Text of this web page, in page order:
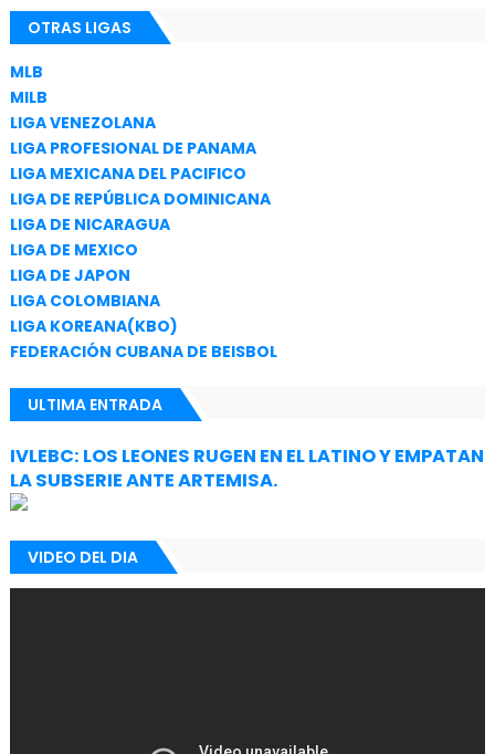
OTRAS LIGAS
MLB
MILB
LIGA VENEZOLANA
LIGA PROFESIONAL DE PANAMA
LIGA MEXICANA DEL PACIFICO
LIGA DE REPÚBLICA DOMINICANA
LIGA DE NICARAGUA
LIGA DE MEXICO
LIGA DE JAPON
LIGA COLOMBIANA
LIGA KOREANA(KBO)
FEDERACIÓN CUBANA DE BEISBOL
ULTIMA ENTRADA
IVLEBC: LOS LEONES RUGEN EN EL LATINO Y EMPATAN
LA SUBSERIE ANTE ARTEMISA.
VIDEO DEL DIA